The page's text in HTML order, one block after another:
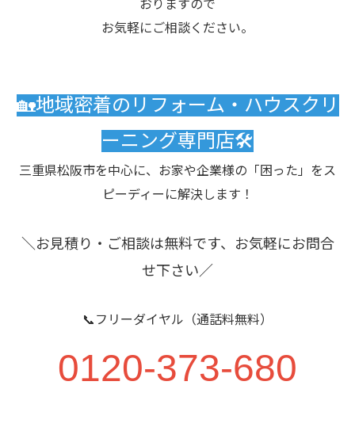
おりますので
お気軽にご相談ください。
🏡地域密着のリフォーム・ハウスクリ
ーニング専門店🛠️
三重県松阪市を中心に、お家や企業様の「困った」をス
ピーディーに解決します！
＼お見積り・ご相談は無料です、お気軽にお問合
せ下さい／
📞フリーダイヤル（通話料無料）
0120-373-680